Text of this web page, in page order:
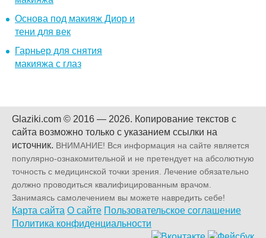
Основа под макияж Диор и
тени для век
Гарньер для снятия
макияжа с глаз
Glaziki.com © 2016 — 2026. Копирование текстов с
сайта возможно только с указанием ссылки на
источник. ВНИМАНИЕ! Вся информация на сайте является
популярно-ознакомительной и не претендует на абсолютную
точность с медицинской точки зрения. Лечение обязательно
должно проводиться квалифицированным врачом.
Занимаясь самолечением вы можете навредить себе!
Карта сайта О сайте Пользовательское соглашение
Политика конфиденциальности